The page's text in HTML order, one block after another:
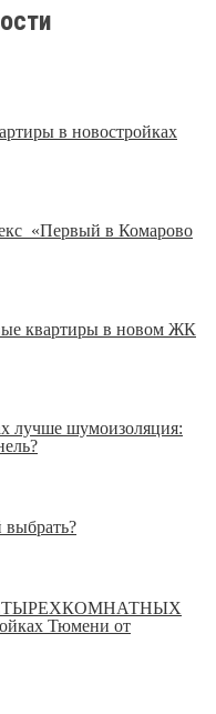
в новостройках
«Первый в Комарово
квартиры в новом ЖК
лучше шумоизоляция:
Тюмени от